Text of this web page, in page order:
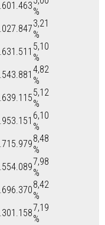
%
3,21
%
5,10
%
4,82
%
5,12
%
6,10
%
8,48
%
7,98
%
8,42
%
7,19
%